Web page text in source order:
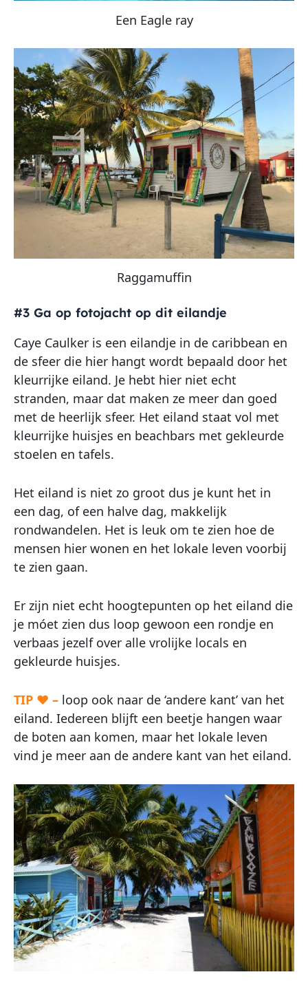
Een Eagle ray
Raggamuffin
#3 Ga op fotojacht op dit eilandje
Caye Caulker is een eilandje in de caribbean en
de sfeer die hier hangt wordt bepaald door het
kleurrijke eiland. Je hebt hier niet echt
stranden, maar dat maken ze meer dan goed
met de heerlijk sfeer. Het eiland staat vol met
kleurrijke huisjes en beachbars met gekleurde
stoelen en tafels.
Het eiland is niet zo groot dus je kunt het in
een dag, of een halve dag, makkelijk
rondwandelen. Het is leuk om te zien hoe de
mensen hier wonen en het lokale leven voorbij
te zien gaan.
Er zijn niet echt hoogtepunten op het eiland die
je móet zien dus loop gewoon een rondje en
verbaas jezelf over alle vrolijke locals en
gekleurde huisjes.
TIP ♥ – loop ook naar de ‘andere kant’ van het
eiland. Iedereen blijft een beetje hangen waar
de boten aan komen, maar het lokale leven
vind je meer aan de andere kant van het eiland.